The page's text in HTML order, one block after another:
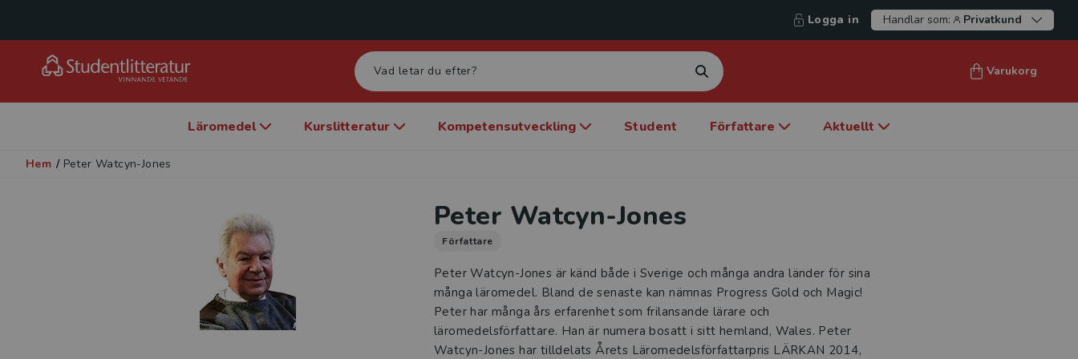
Logga in Handlar som: Privatkund
Varukorg
Läromedel Kurslitteratur Kompetensutveckling Student Författare Aktuellt
Hem / Peter Watcyn-Jones
Peter Watcyn-Jones
Författare
Peter Watcyn-Jones är känd både i Sverige och många andra länder för sina
många läromedel. Bland de senaste kan nämnas Progress Gold och Magic!
Peter har många års erfarenhet som frilansande lärare och
läromedelsförfattare. Han är numera bosatt i sitt hemland, Wales. Peter
Watcyn-Jones har tilldelats Årets Läromedelsförfattarpris LÄRKAN 2014,